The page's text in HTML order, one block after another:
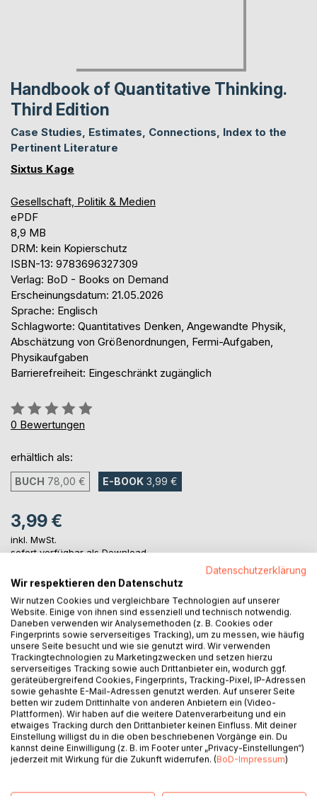
Handbook of Quantitative Thinking.
Third Edition
Case Studies, Estimates, Connections, Index to the
Pertinent Literature
Sixtus Kage
Gesellschaft, Politik & Medien
ePDF
8,9 MB
DRM: kein Kopierschutz
ISBN-13: 9783696327309
Verlag: BoD - Books on Demand
Erscheinungsdatum: 21.05.2026
Sprache: Englisch
Schlagworte: Quantitatives Denken, Angewandte Physik,
Abschätzung von Größenordnungen, Fermi-Aufgaben,
Physikaufgaben
Barrierefreiheit: Eingeschränkt zugänglich
Bewertung::
0%
0 Bewertungen
erhältlich als:
BUCH 78,00 € E-BOOK 3,99 €
3,99 €
inkl. MwSt.
sofort verfügbar als Download
IN DEN WARENKORB
Auf die Merkliste
Titel bewerten
BESCHREIBUNG
Datenschutzerklärung
Wir respektieren den Datenschutz
Wir nutzen Cookies und vergleichbare Technologien auf unserer
Website. Einige von ihnen sind essenziell und technisch notwendig.
Daneben verwenden wir Analysemethoden (z. B. Cookies oder
Fingerprints sowie serverseitiges Tracking), um zu messen, wie häufig
unsere Seite besucht und wie sie genutzt wird. Wir verwenden
Trackingtechnologien zu Marketingzwecken und setzen hierzu
serverseitiges Tracking sowie auch Drittanbieter ein, wodurch ggf.
geräteübergreifend Cookies, Fingerprints, Tracking-Pixel, IP-Adressen
sowie gehashte E-Mail-Adressen genutzt werden. Auf unserer Seite
betten wir zudem Drittinhalte von anderen Anbietern ein (Video-
Plattformen). Wir haben auf die weitere Datenverarbeitung und ein
etwaiges Tracking durch den Drittanbieter keinen Einfluss. Mit deiner
Einstellung willigst du in die oben beschriebenen Vorgänge ein. Du
kannst deine Einwilligung (z. B. im Footer unter „Privacy-Einstellungen“)
jederzeit mit Wirkung für die Zukunft widerrufen. (BoD-Impressum)